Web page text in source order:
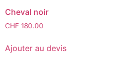
Cheval noir
CHF 180.00
Ajouter au devis